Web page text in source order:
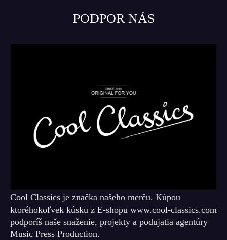
PODPOR NÁS
Cool Classics je značka našeho merču. Kúpou
ktoréhokoľvek kúsku z E-shopu www.cool-classics.com
podporíš naše snaženie, projekty a podujatia agentúry
Music Press Production.